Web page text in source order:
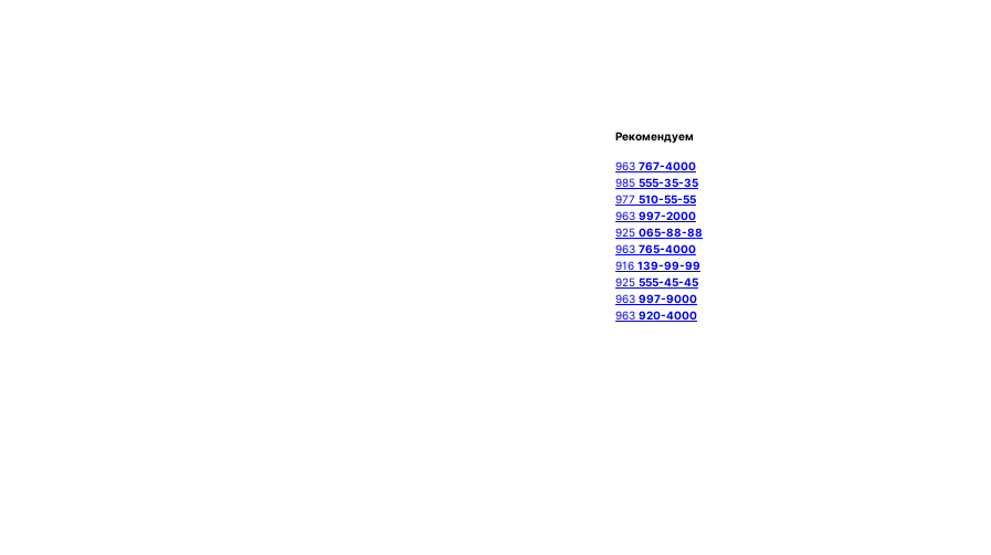
Рекомендуем
963 767-4000
985 555-35-35
977 510-55-55
963 997-2000
925 065-88-88
963 765-4000
916 139-99-99
925 555-45-45
963 997-9000
963 920-4000